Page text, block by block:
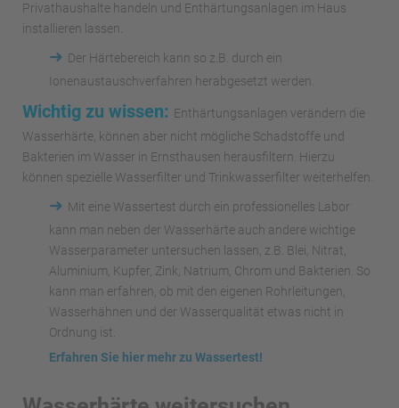
Privathaushalte handeln und Enthärtungsanlagen im Haus
installieren lassen.
➜ Der Härtebereich kann so z.B. durch ein
Ionenaustauschverfahren herabgesetzt werden.
Wichtig zu wissen: Enthärtungsanlagen verändern die
Wasserhärte, können aber nicht mögliche Schadstoffe und
Bakterien im Wasser in Ernsthausen herausfiltern. Hierzu
können spezielle Wasserfilter und Trinkwasserfilter weiterhelfen.
➜ Mit eine Wassertest durch ein professionelles Labor
kann man neben der Wasserhärte auch andere wichtige
Wasserparameter untersuchen lassen, z.B. Blei, Nitrat,
Aluminium, Kupfer, Zink, Natrium, Chrom und Bakterien. So
kann man erfahren, ob mit den eigenen Rohrleitungen,
Wasserhähnen und der Wasserqualität etwas nicht in
Ordnung ist.
Erfahren Sie hier mehr zu Wassertest!